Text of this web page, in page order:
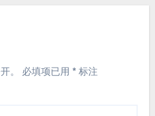
。 必填项已用 * 标注